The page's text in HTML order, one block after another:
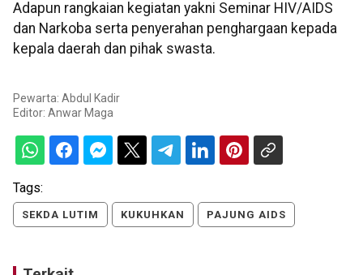
Adapun rangkaian kegiatan yakni Seminar HIV/AIDS
dan Narkoba serta penyerahan penghargaan kepada
kepala daerah dan pihak swasta.
Pewarta: Abdul Kadir
Editor: Anwar Maga
Tags:
SEKDA LUTIM KUKUHKAN PAJUNG AIDS